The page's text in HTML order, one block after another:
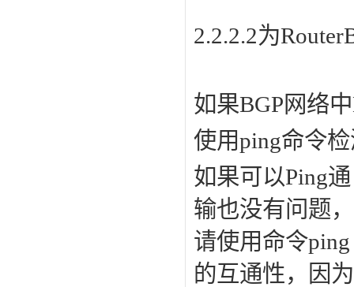
2.2.2.2为
如果BGP网络
使用ping命令
如果可以Ping
输也没有问题
请使用命令ping
的互通性，因